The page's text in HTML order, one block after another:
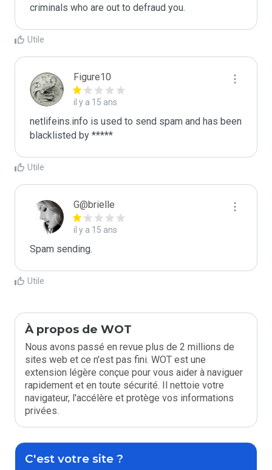
criminals who are out to defraud you.
Utile
Figure10
il y a 15 ans
netlifeins.info is used to send spam and has been
blacklisted by *****
Utile
G@brielle
il y a 15 ans
Spam sending.
Utile
À propos de WOT
Nous avons passé en revue plus de 2 millions de
sites web et ce n'est pas fini. WOT est une
extension légère conçue pour vous aider à naviguer
rapidement et en toute sécurité. Il nettoie votre
navigateur, l'accélère et protège vos informations
privées.
C'est votre site ?